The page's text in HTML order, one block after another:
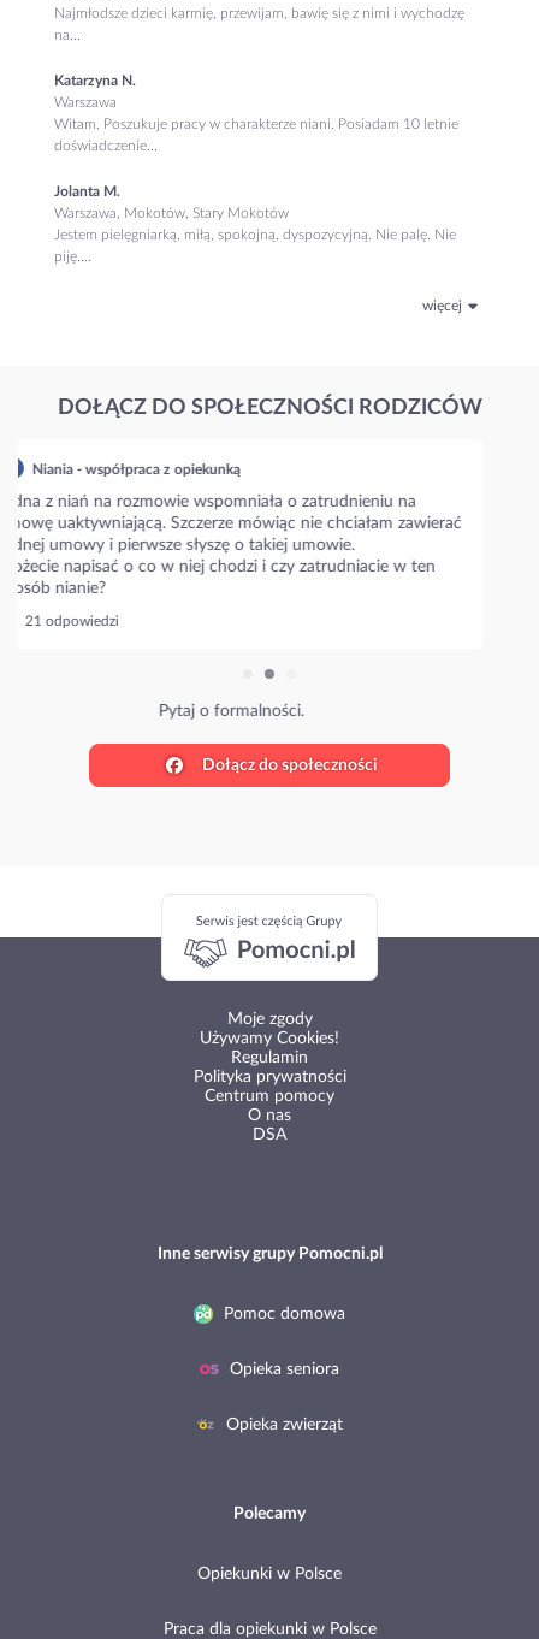
Najmłodsze dzieci karmię, przewijam, bawię się z nimi i wychodzę
na...
Katarzyna N.
Warszawa
Witam, Poszukuje pracy w charakterze niani. Posiadam 10 letnie
doświadczenie...
Jolanta M.
Warszawa, Mokotów, Stary Mokotów
Jestem pielęgniarką, miłą, spokojną, dyspozycyjną. Nie palę. Nie
piję....
więcej
DOŁĄCZ DO SPOŁECZNOŚCI RODZICÓW
Niania - współpraca z opiekunką
Napiszcie prosze jakie są aktualne stawki w waszym mieście???
Niania zaproponowała 35 zł/h i zastanawiam się czy to
standardowa stawka??
Ile wy płacicie?
Dołącz do społeczności
Używamy Cookies!
Regulamin
Polityka prywatności
Centrum pomocy
O nas
DSA